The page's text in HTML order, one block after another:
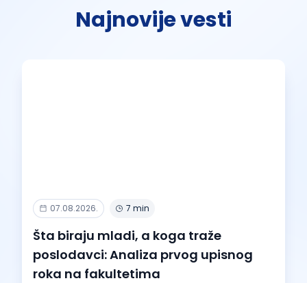
Najnovije vesti
07.08.2026. 7 min
Šta biraju mladi, a koga traže
poslodavci: Analiza prvog upisnog
roka na fakultetima